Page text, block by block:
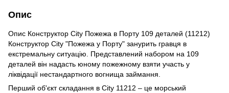
Опис
Опис Конструктор City Пожежа в Порту 109 деталей (11212)
Конструктор City "Пожежа у Порту" занурить гравця в
екстремальну ситуацію. Представлений набором на 109
деталей він надасть юному пожежному взяти участь у
ліквідації нестандартного вогнища займання.
Перший об'єкт складання в City 11212 – це морський